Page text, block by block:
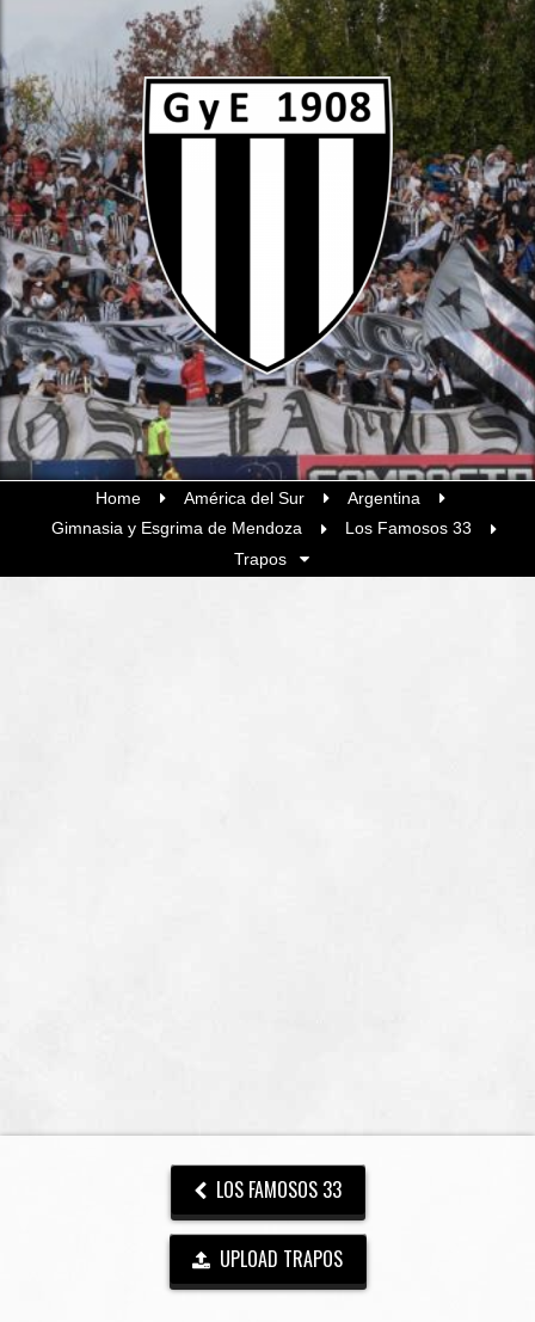
Home América del Sur
Argentina
Gimnasia y Esgrima de Mendoza
Los Famosos 33
Trapos
LOS FAMOSOS 33
UPLOAD TRAPOS